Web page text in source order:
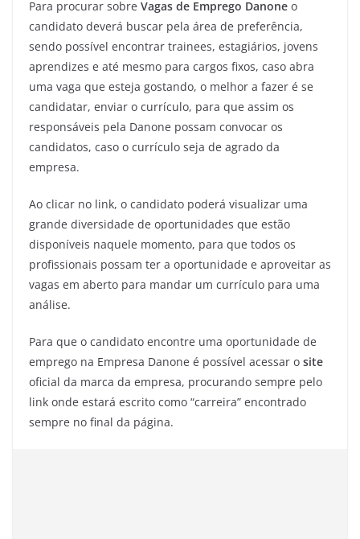
Para procurar sobre Vagas de Emprego Danone o
candidato deverá buscar pela área de preferência,
sendo possível encontrar trainees, estagiários, jovens
aprendizes e até mesmo para cargos fixos, caso abra
uma vaga que esteja gostando, o melhor a fazer é se
candidatar, enviar o currículo, para que assim os
responsáveis pela Danone possam convocar os
candidatos, caso o currículo seja de agrado da
empresa.
Ao clicar no link, o candidato poderá visualizar uma
grande diversidade de oportunidades que estão
disponíveis naquele momento, para que todos os
profissionais possam ter a oportunidade e aproveitar as
vagas em aberto para mandar um currículo para uma
análise.
Para que o candidato encontre uma oportunidade de
emprego na Empresa Danone é possível acessar o site
oficial da marca da empresa, procurando sempre pelo
link onde estará escrito como “carreira” encontrado
sempre no final da página.